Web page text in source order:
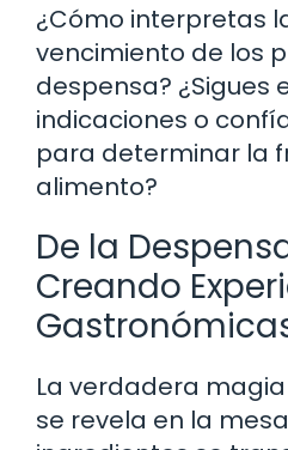
¿Cómo interpretas
vencimiento de los
despensa? ¿Sigues
indicaciones o
para determinar la
alimento?
De la
Creando
La verdadera
se revela en la